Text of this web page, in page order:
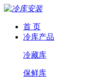
首 页
冷库产品
冷藏库
保鲜库